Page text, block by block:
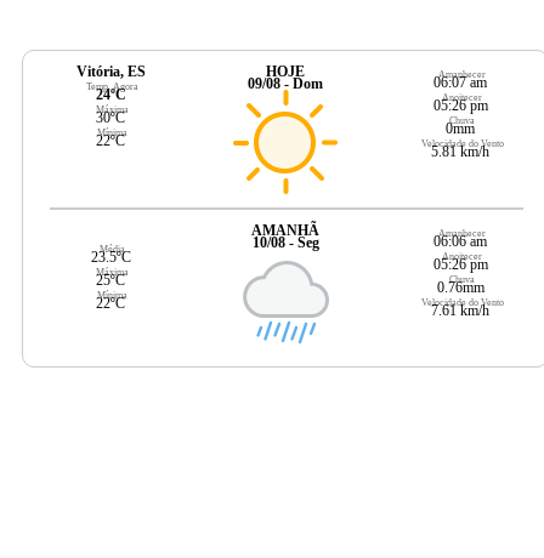
Vitória, ES
Temp. Agora
24ºC
Máxima
30ºC
Mínima
22ºC
HOJE
09/08 - Dom
Amanhecer
06:07 am
Anoitecer
05:26 pm
Chuva
0mm
Velocidade do Vento
5.81 km/h
Média
23.5ºC
Máxima
25ºC
Mínima
22ºC
AMANHÃ
10/08 - Seg
Amanhecer
06:06 am
Anoitecer
05:26 pm
Chuva
0.76mm
Velocidade do Vento
7.61 km/h